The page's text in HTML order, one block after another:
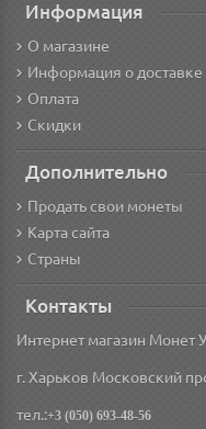
Информация
О магазине
Информация о доставке
Оплата
Скидки
Дополнительно
Продать свои монеты
Карта сайта
Страны
Контакты
Интернет магазин Монет
г. Харьков Московский
тел.:+3 (050) 693-48-56